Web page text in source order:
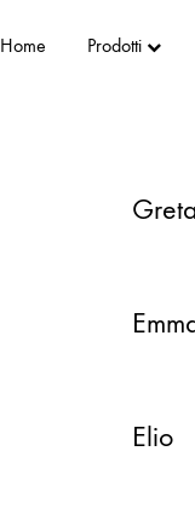
Home Prodotti
Greta
Elio